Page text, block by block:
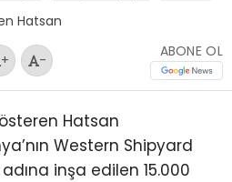
+ -
ABONE OL
Hatsan
Western Shipyard
inşa edilen 15.000